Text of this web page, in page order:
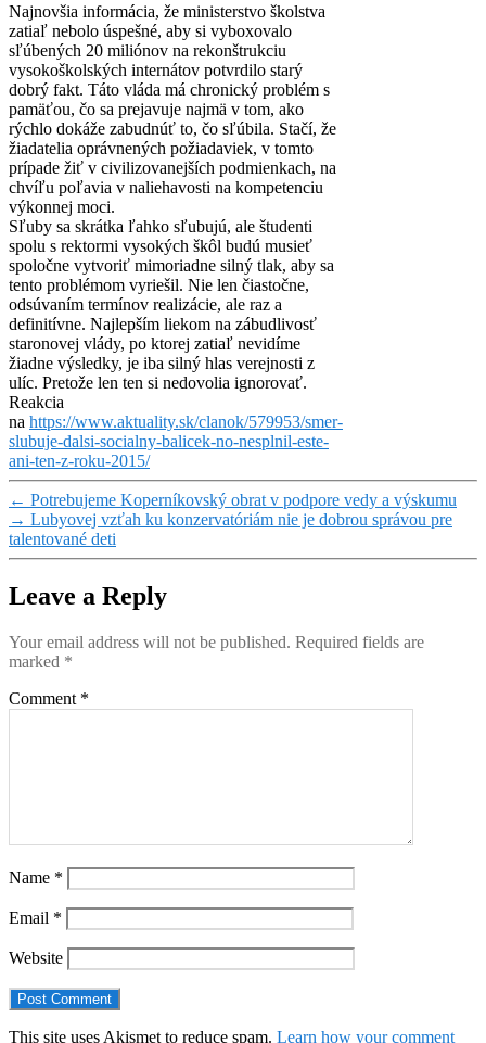
Najnovšia informácia, že ministerstvo školstva
zatiaľ nebolo úspešné, aby si vyboxovalo
sľúbených 20 miliónov na rekonštrukciu
vysokoškolských internátov potvrdilo starý
dobrý fakt. Táto vláda má chronický problém s
pamäťou, čo sa prejavuje najmä v tom, ako
rýchlo dokáže zabudnúť to, čo sľúbila. Stačí, že
žiadatelia oprávnených požiadaviek, v tomto
prípade žiť v civilizovanejších podmienkach, na
chvíľu poľavia v naliehavosti na kompetenciu
výkonnej moci.
Sľuby sa skrátka ľahko sľubujú, ale študenti
spolu s rektormi vysokých škôl budú musieť
spoločne vytvoriť mimoriadne silný tlak, aby sa
tento problémom vyriešil. Nie len čiastočne,
odsúvaním termínov realizácie, ale raz a
definitívne. Najlepším liekom na zábudlivosť
staronovej vlády, po ktorej zatiaľ nevidíme
žiadne výsledky, je iba silný hlas verejnosti z
ulíc. Pretože len ten si nedovolia ignorovať.
Reakcia
na https://www.aktuality.sk/clanok/579953/smer-
slubuje-dalsi-socialny-balicek-no-nesplnil-este-
ani-ten-z-roku-2015/
← Potrebujeme Koperníkovský obrat v podpore vedy a výskumu
→ Lubyovej vzťah ku konzervatóriám nie je dobrou správou pre
talentované deti
Leave a Reply
Your email address will not be published. Required fields are
marked *
Comment *
Name *
Email *
Website
This site uses Akismet to reduce spam. Learn how your comment